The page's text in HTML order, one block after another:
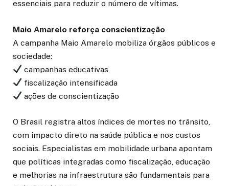
essenciais para reduzir o número de vítimas.
Maio Amarelo reforça conscientização
A campanha Maio Amarelo mobiliza órgãos públicos e
sociedade:
campanhas educativas
fiscalização intensificada
ações de conscientização
O Brasil registra altos índices de mortes no trânsito,
com impacto direto na saúde pública e nos custos
sociais. Especialistas em mobilidade urbana apontam
que políticas integradas como fiscalização, educação
e melhorias na infraestrutura são fundamentais para